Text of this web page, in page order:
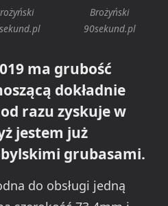
Brożyński
90sekund.pl
ma grubość
dokładnie
razu zyskuje w
jestem już
grubasami.
do obsługi jedną